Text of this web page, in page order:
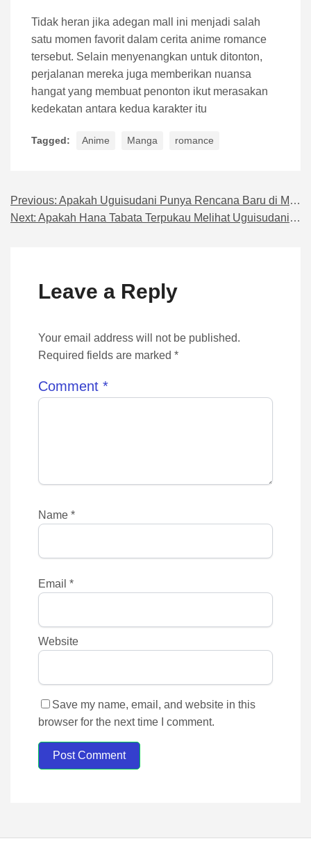
Tidak heran jika adegan mall ini menjadi salah
satu momen favorit dalam cerita anime romance
tersebut. Selain menyenangkan untuk ditonton,
perjalanan mereka juga memberikan nuansa
hangat yang membuat penonton ikut merasakan
kedekatan antara kedua karakter itu
Tagged: Anime Manga romance
Navigasi pos
Previous: Apakah Uguisudani Punya Rencana Baru di Mall Hana?
Next: Apakah Hana Tabata Terpukau Melihat Uguisudani di Mall?
Leave a Reply
Your email address will not be published.
Required fields are marked *
Comment *
Name *
Email *
Website
Save my name, email, and website in this
browser for the next time I comment.
Post Comment